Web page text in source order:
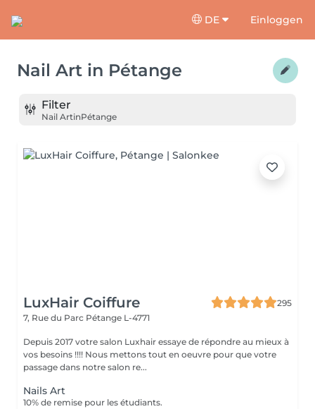
DE Einloggen
Nail Art in Pétange
Filter
Nail ArtinPétange
LuxHair Coiffure
295
7, Rue du Parc Pétange L-4771
Depuis 2017 votre salon Luxhair essaye de répondre au mieux à
vos besoins !!!! Nous mettons tout en oeuvre pour que votre
passage dans notre salon re...
Nails Art
10% de remise pour les étudiants.